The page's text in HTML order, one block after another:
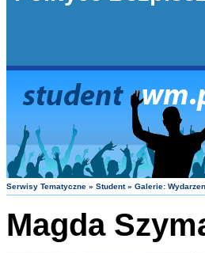
Serwisy Tematyczne » Student» Galerie:
Magda